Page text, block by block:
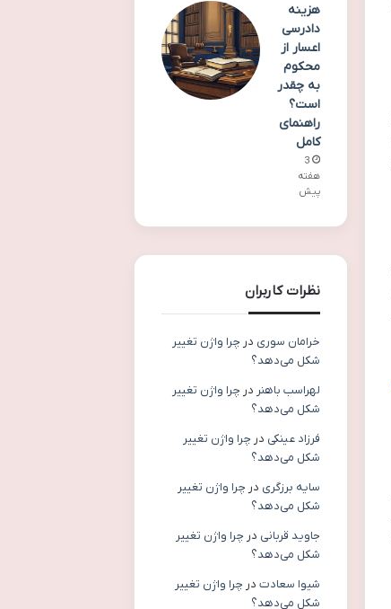
هزینه
دادرسی
اعسار از
محکوم
به چقدر
است؟
راهنمای
کامل
3
هفته
پیش
نظرات کاربران
خرامان سوری در چرا واژن تغییر
شکل می‌دهد؟
لهراسب باهنر در چرا واژن تغییر
شکل می‌دهد؟
فرزاد عینکی در چرا واژن تغییر
شکل می‌دهد؟
سایه برزگری در چرا واژن تغییر
شکل می‌دهد؟
جاوید قربانی در چرا واژن تغییر
شکل می‌دهد؟
شیوا سعادتدر چرا واژن تغییر
شکل می‌دهد؟